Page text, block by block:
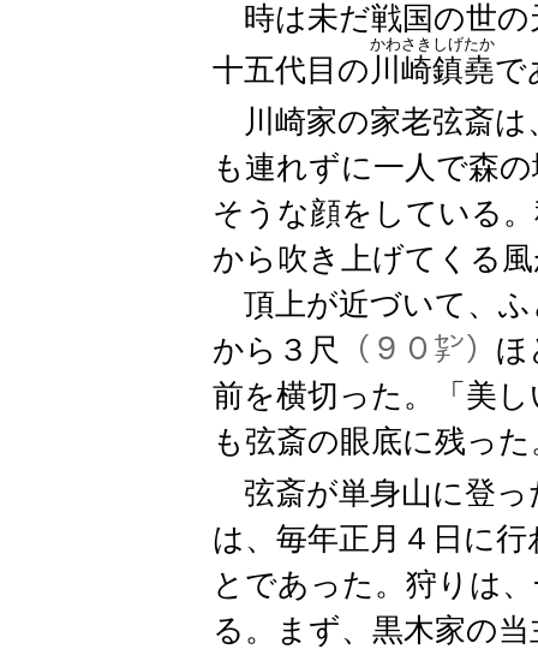
時は未だ戦国の世の
十五代目の 川崎鎮堯
かわさきしげたか
で
川崎家の家老弦斎は
も連れずに一人で森
そうな顔をしている
から吹き上げてくる
頂上が近づいて、ふ
から３尺
（９０㌢） ほ
前を横切った。「美
も弦斎の眼底に残った
弦斎が単身山に登っ
は、毎年正月４日に
とであった。狩りは
る。まず、黒木家の